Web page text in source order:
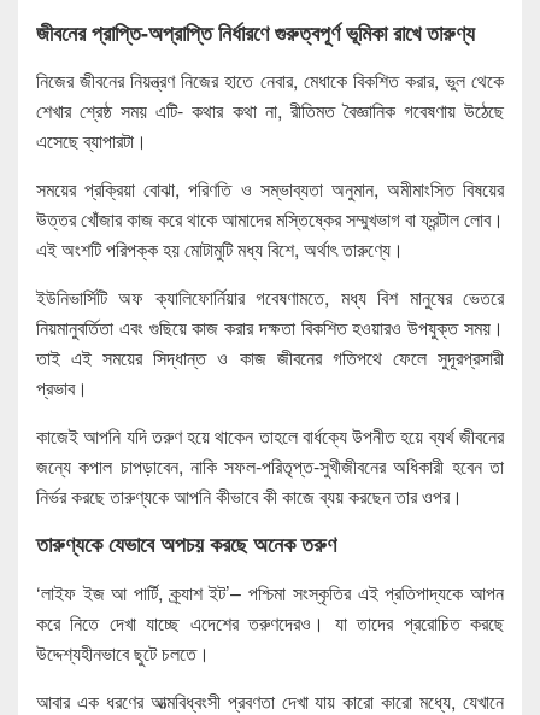
জীবনের প্রাপ্তি-অপ্রাপ্তি নির্ধারণে গুরুত্বপূর্ণ ভূমিকা রাখে তারুণ্য
নিজের জীবনের নিয়ন্ত্রণ নিজের হাতে নেবার, মেধাকে বিকশিত করার, ভুল থেকে
শেখার শ্রেষ্ঠ সময় এটি- কথার কথা না, রীতিমত বৈজ্ঞানিক গবেষণায় উঠেছে
এসেছে ব্যাপারটা।
সময়ের প্রক্রিয়া বোঝা, পরিণতি ও সম্ভাব্যতা অনুমান, অমীমাংসিত বিষয়ের
উত্তর খোঁজার কাজ করে থাকে আমাদের মস্তিষ্কের সম্মুখভাগ বা ফ্রন্টাল লোব।
এই অংশটি পরিপক্ক হয় মোটামুটি মধ্য বিশে, অর্থাৎ তারুণ্যে।
ইউনিভার্সিটি অফ ক্যালিফোর্নিয়ার গবেষণামতে, মধ্য বিশ মানুষের ভেতরে
নিয়মানুবর্তিতা এবং গুছিয়ে কাজ করার দক্ষতা বিকশিত হওয়ারও উপযুক্ত সময়।
তাই এই সময়ের সিদ্ধান্ত ও কাজ জীবনের গতিপথে ফেলে সুদূরপ্রসারী
প্রভাব।
কাজেই আপনি যদি তরুণ হয়ে থাকেন তাহলে বার্ধক্যে উপনীত হয়ে ব্যর্থ জীবনের
জন্যে কপাল চাপড়াবেন, নাকি সফল-পরিতৃপ্ত-সুখীজীবনের অধিকারী হবেন তা
নির্ভর করছে তারুণ্যকে আপনি কীভাবে কী কাজে ব্যয় করছেন তার ওপর।
তারুণ্যকে যেভাবে অপচয় করছে অনেক তরুণ
‘লাইফ ইজ আ পার্টি, ক্র্যাশ ইট’– পশ্চিমা সংস্কৃতির এই প্রতিপাদ্যকে আপন
করে নিতে দেখা যাচ্ছে এদেশের তরুণদেরও। যা তাদের প্ররোচিত করছে
উদ্দেশ্যহীনভাবে ছুটে চলতে।
আবার এক ধরণের আত্মবিধ্বংসী প্রবণতা দেখা যায় কারো কারো মধ্যে, যেখানে